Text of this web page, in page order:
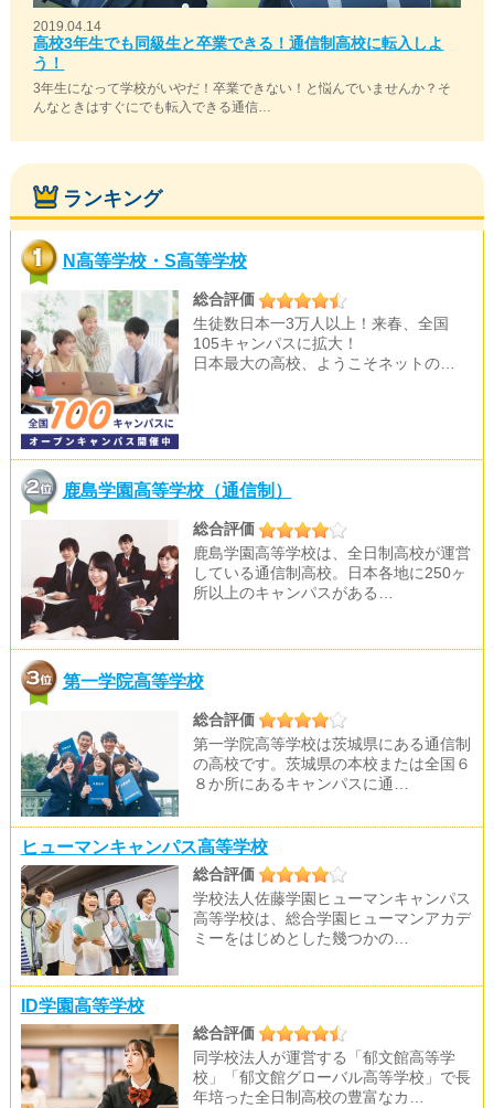
2019.04.14
高校3年生でも同級生と卒業できる！通信制高校に転入しよ
う！
3年生になって学校がいやだ！卒業できない！と悩んでいませんか？そ
んなときはすぐにでも転入できる通信…
ランキング
N高等学校・S高等学校
総合評価
生徒数日本一3万人以上！来春、全国
105キャンパスに拡大！
日本最大の高校、ようこそネットの…
鹿島学園高等学校（通信制）
総合評価
鹿島学園高等学校は、全日制高校が運営
している通信制高校。日本各地に250ヶ
所以上のキャンパスがある…
第一学院高等学校
総合評価
第一学院高等学校は茨城県にある通信制
の高校です。茨城県の本校または全国６
８か所にあるキャンパスに通…
ヒューマンキャンパス高等学校
総合評価
学校法人佐藤学園ヒューマンキャンパス
高等学校は、総合学園ヒューマンアカデ
ミーをはじめとした幾つかの…
ID学園高等学校
総合評価
同学校法人が運営する「郁文館高等学
校」「郁文館グローバル高等学校」で長
年培った全日制高校の豊富なカ…